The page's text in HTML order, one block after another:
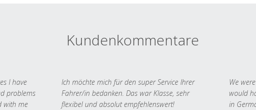
Kundenkommentare
I have
problems
with me
Ich möchte mich für den super Service Ihrer
Fahrer/in bedanken. Das war Klasse, sehr
flexibel und absolut empfehlenswert!
We
would
in